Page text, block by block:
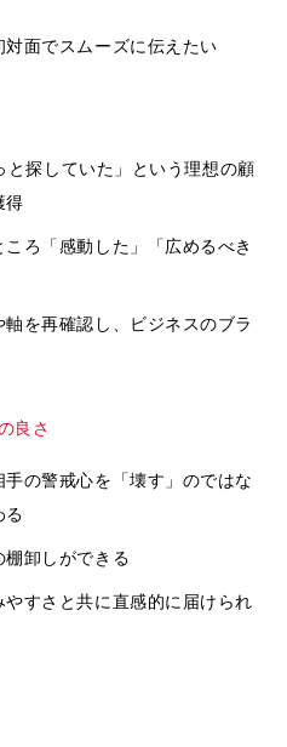
面でスムーズに伝えたい
探していた」という理想の顧
得
ろ「感動した」「広めるべき
を再確認し、ビジネスのブラ
良さ
の警戒心を「壊す」のではな
る
卸しができる
すさと共に直感的に届けられ